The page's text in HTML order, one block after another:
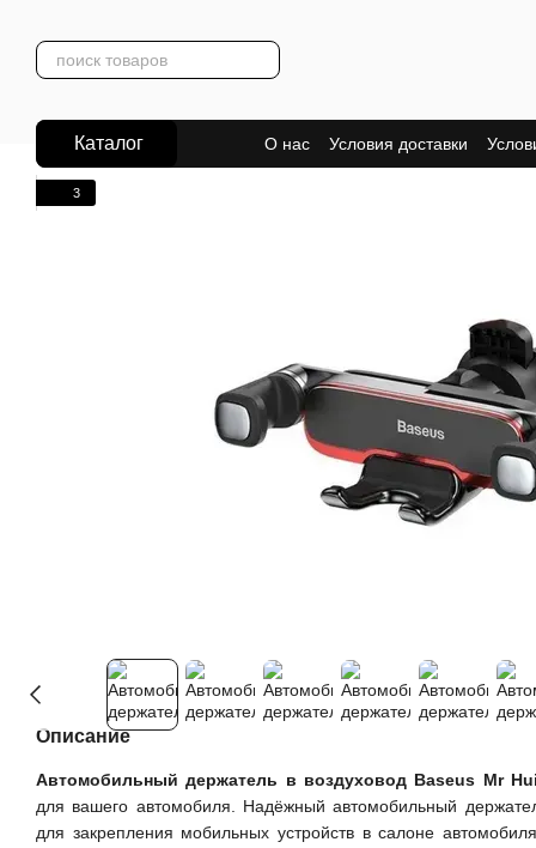
Каталог О нас Условия доставки
3
Описание
Автомобильный держатель в воздуховод Baseus Mr Hui
для вашего автомобиля. Надёжный автомобильный
для закрепления мобильных устройств в салоне